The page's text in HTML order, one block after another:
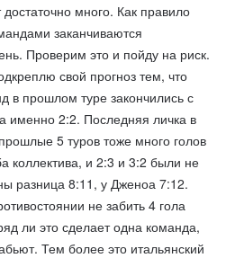
много. Как правило
заканчиваются
Проверим это и пойду на риск.
свой прогноз тем, что
в прошлом туре закончились с
именно 2:2. Последняя личка в
5 туров тоже много голов
коллектива, и 2:3 и 3:2 были не
разница 8:11, у Дженоа 7:12.
не забить 4 гола
ли это сделает одна команда,
Тем более это итальянский